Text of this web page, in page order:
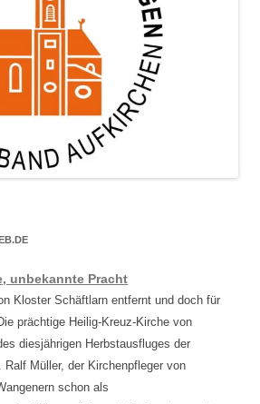
unbekannte Pracht
Kloster Schäftlarn entfernt und doch für
prächtige Heilig-Kreuz-Kirche von
diesjährigen Herbstausfluges der
Ralf Müller, der Kirchenpfleger von
schon als